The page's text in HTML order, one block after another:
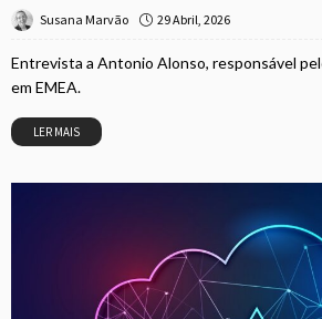
Susana Marvão 29 Abril, 2026
Entrevista a Antonio Alonso, responsável
em EMEA.
LER MAIS